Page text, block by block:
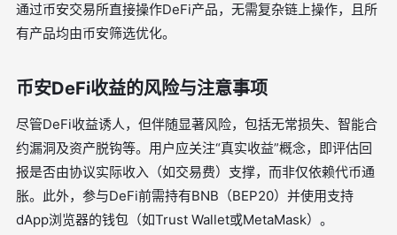
通过币安交易所直接操作DeFi产品，无需复杂链上操作，且所
有产品均由币安筛选优化。
币安DeFi收益的风险与注意事项
尽管DeFi收益诱人，但伴随显著风险，包括无常损失、智能合
约漏洞及资产脱钩等。用户应关注“真实收益”概念，即评估回
报是否由协议实际收入（如交易费）支撑，而非仅依赖代币通
胀。此外，参与DeFi前需持有BNB（BEP20）并使用支持
dApp浏览器的钱包（如Trust Wallet或MetaMask）。